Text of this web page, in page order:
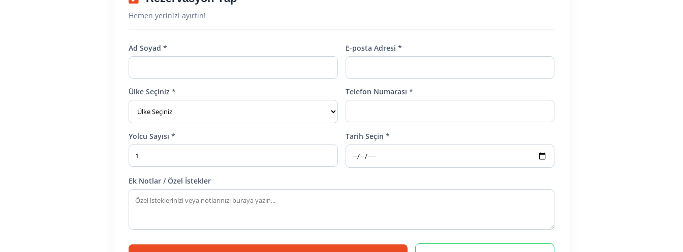
Hemen yerinizi ayırtın!
Ad Soyad * E-posta Adresi *
Ülke Seçiniz * Telefon Numarası *
Yolcu Sayısı * Tarih Seçin *
Ek Notlar / Özel İstekler